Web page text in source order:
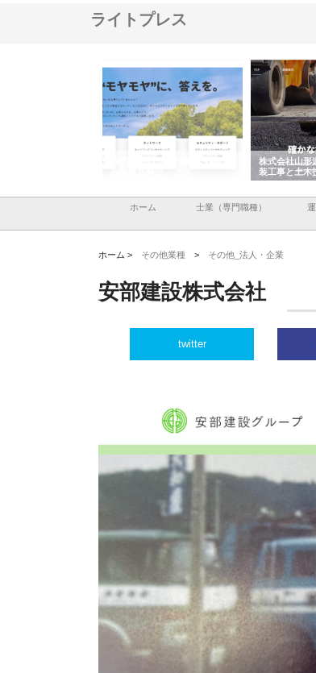
ライトプレス
株式会社ＣＳＡの事業内容と強
株式会社山形
装工事と土木
ホーム 士業（専門職種）
ホーム > その他業種 > その他_法人・企業
安部建設株式会社
twitter